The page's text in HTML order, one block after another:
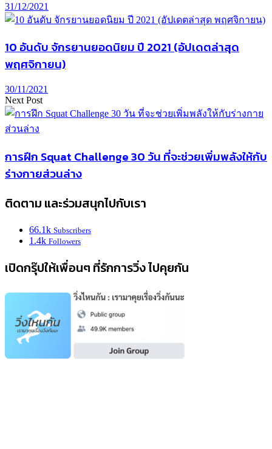
31/12/2021
10 อันดับ จักรยานยอดนิยม ปี 2021 (อัปเดตล่าสุด
พฤศจิกายน)
30/11/2021
Next Post
การฝึก Squat Challenge 30 วัน ที่จะช่วยเพิ่มพลังให้กับ
ร่างกายส่วนล่าง
ติดตาม และร่วมสนุกไปกับเรา
66.1k Subscribers
1.4k Followers
เปิดกรุ๊ปให้เพื่อนๆ ที่รักการวิ่ง ไปคุยกัน